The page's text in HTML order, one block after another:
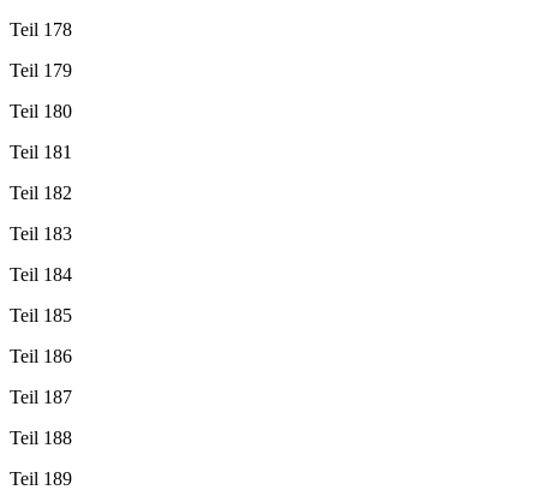
Teil 178
Teil 179
Teil 180
Teil 181
Teil 182
Teil 183
Teil 184
Teil 185
Teil 186
Teil 187
Teil 188
Teil 189